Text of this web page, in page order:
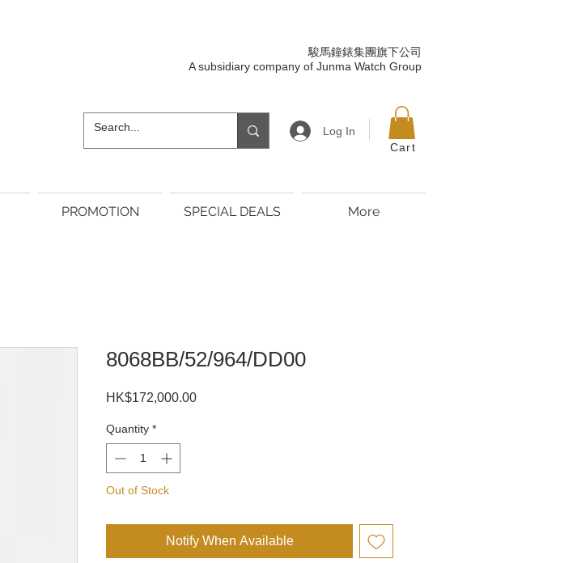
駿馬鐘錶集團旗下公司
A subsidiary company of Junma Watch Group
Log In
Cart
PROMOTION SPECIAL DEALS More
8068BB/52/964/DD00
HK$172,000.00Price
Quantity *
Out of Stock
Notify When Available